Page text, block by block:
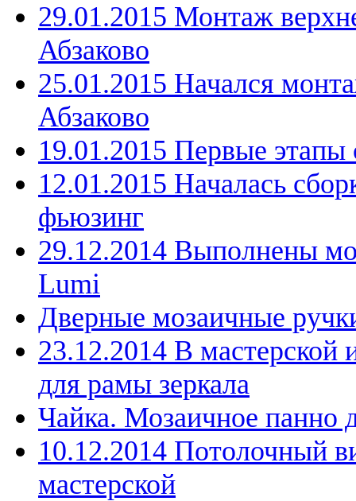
29.01.2015 Монтаж
Абзаково
25.01.2015 Начался
Абзаково
19.01.2015 Первые
12.01.2015 Началась
фьюзинг
29.12.2014 Выполнены
Lumi
Дверные мозаичные
23.12.2014 В мастерской
для рамы зеркала
Чайка. Мозаичное панно
10.12.2014 Потолочный
мастерской